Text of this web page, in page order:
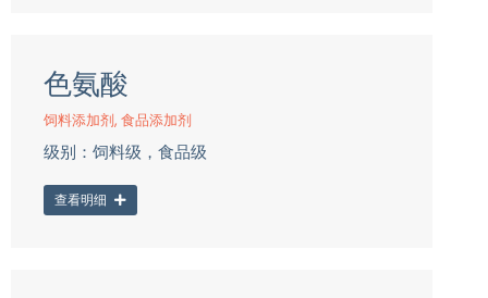
色氨酸
饲料添加剂, 食品添加剂
级别：饲料级，食品级
查看明细